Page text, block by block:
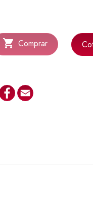
 Comprar
Facebook